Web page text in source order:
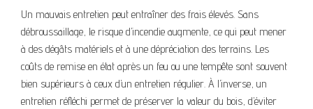
Un mauvais entretien peut entraîner des frais élevés. Sans
débroussaillage, le risque d’incendie augmente, ce qui peut mener
à des dégâts matériels et à une dépréciation des terrains. Les
coûts de remise en état après un feu ou une tempête sont souvent
bien supérieurs à ceux d’un entretien régulier. À l’inverse, un
entretien réfléchi permet de préserver la valeur du bois, d’éviter